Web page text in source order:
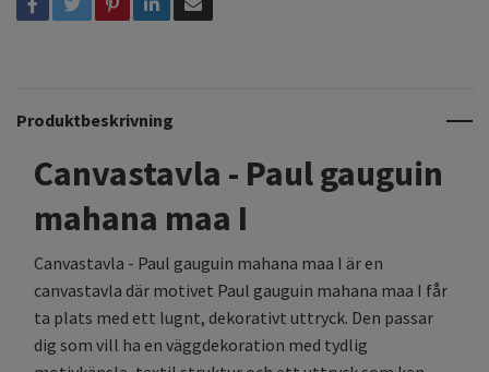
Produktbeskrivning
Canvastavla - Paul gauguin
mahana maa I
Canvastavla - Paul gauguin mahana maa I är en
canvastavla där motivet Paul gauguin mahana maa I får
ta plats med ett lugnt, dekorativt uttryck. Den passar
dig som vill ha en väggdekoration med tydlig